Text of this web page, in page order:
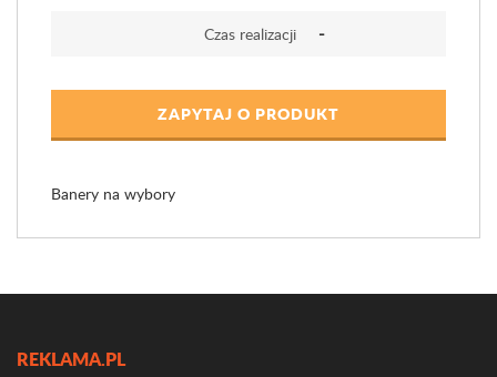
Czas realizacji -
ZAPYTAJ O PRODUKT
Banery na wybory
REKLAMA.PL